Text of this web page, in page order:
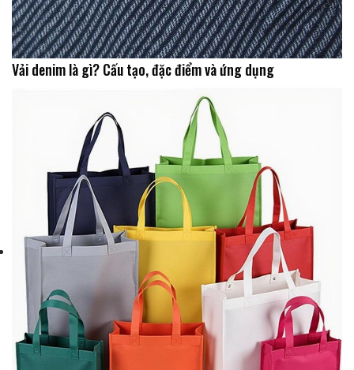
Vải denim là gì? Cấu tạo, đặc điểm và ứng dụng